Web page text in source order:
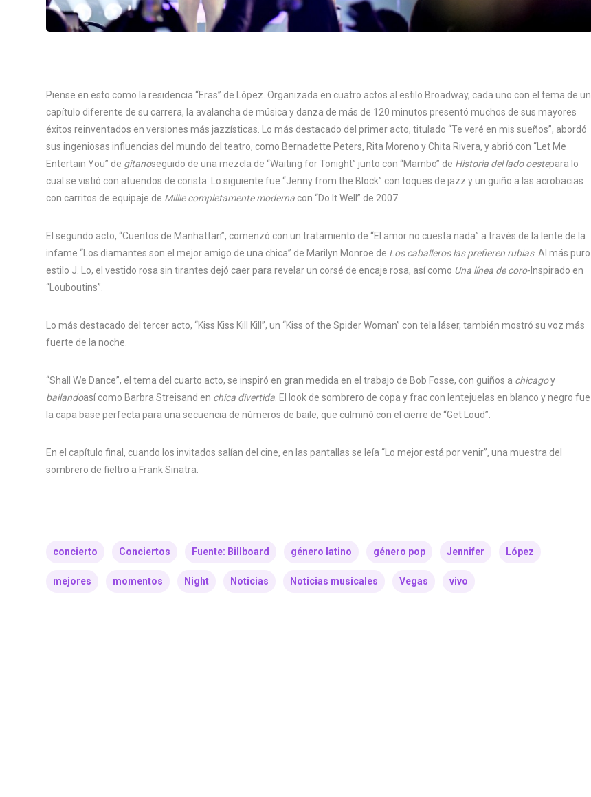
Piense en esto como la residencia “Eras” de López. Organizada en cuatro actos al estilo Broadway, cada uno con el tema de un
capítulo diferente de su carrera, la avalancha de música y danza de más de 120 minutos presentó muchos de sus mayores
éxitos reinventados en versiones más jazzísticas. Lo más destacado del primer acto, titulado “Te veré en mis sueños”, abordó
sus ingeniosas influencias del mundo del teatro, como Bernadette Peters, Rita Moreno y Chita Rivera, y abrió con “Let Me
Entertain You” de gitanoseguido de una mezcla de “Waiting for Tonight” junto con “Mambo” de Historia del lado oestepara lo
cual se vistió con atuendos de corista. Lo siguiente fue “Jenny from the Block” con toques de jazz y un guiño a las acrobacias
con carritos de equipaje de Millie completamente moderna con “Do It Well” de 2007.
El segundo acto, “Cuentos de Manhattan”, comenzó con un tratamiento de “El amor no cuesta nada” a través de la lente de la
infame “Los diamantes son el mejor amigo de una chica” de Marilyn Monroe de Los caballeros las prefieren rubias. Al más puro
estilo J. Lo, el vestido rosa sin tirantes dejó caer para revelar un corsé de encaje rosa, así como Una línea de coro-Inspirado en
“Louboutins”.
Lo más destacado del tercer acto, “Kiss Kiss Kill Kill”, un “Kiss of the Spider Woman” con tela láser, también mostró su voz más
fuerte de la noche.
“Shall We Dance”, el tema del cuarto acto, se inspiró en gran medida en el trabajo de Bob Fosse, con guiños a chicagoy
bailandoasí como Barbra Streisand en chica divertida . El look de sombrero de copa y frac con lentejuelas en blanco y negro fue
la capa base perfecta para una secuencia de números de baile, que culminó con el cierre de “Get Loud”.
En el capítulo final, cuando los invitados salían del cine, en las pantallas se leía “Lo mejor está por venir”, una muestra del
sombrero de fieltro a Frank Sinatra.
concierto Conciertos Fuente: Billboard género latino género pop Jennifer López
mejores momentos Night Noticias Noticias musicales Vegas vivo